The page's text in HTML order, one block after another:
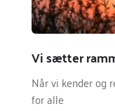
Vi sætter
Når vi kender og
for alle